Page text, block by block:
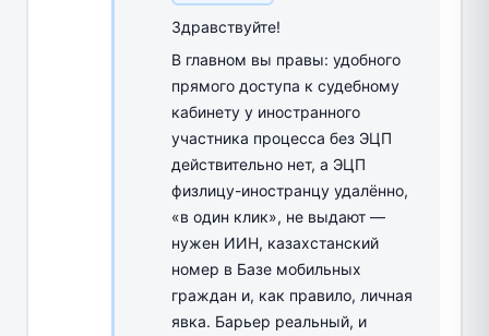
Здравствуйте!
В главном вы правы: удобного
прямого доступа к судебному
кабинету у иностранного
участника процесса без ЭЦП
действительно нет, а ЭЦП
физлицу-иностранцу удалённо,
«в один клик», не выдают —
нужен ИИН, казахстанский
номер в Базе мобильных
граждан и, как правило, личная
явка. Барьер реальный, и